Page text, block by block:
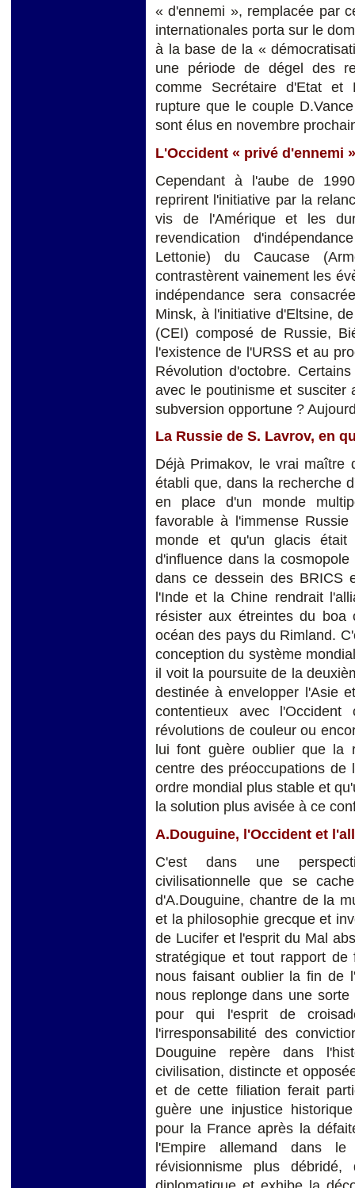
« d'ennemi », remplacée par
internationales porta sur le
à la base de la «
une période de dégel des
comme Secrétaire d'Etat et
rupture que le couple
sont élus en novembre
L'Occident « privé d'ennemi
Cependant à l'aube de
reprirent l'initiative par la
vis de l'Amérique et les
revendication
Lettonie) du Caucase
contrastèrent vainement les
indépendance sera
Minsk, à l'initiative d'Eltsine,
(CEI) composé de Russie,
l'existence de l'URSS et au
Révolution d'octobre.
avec le poutinisme et susciter
subversion opportune ?
La Russie de S. Lavrov, en
Déjà Primakov, le vrai maître
établi que, dans la recherche
en place d'un monde
favorable à l'immense
monde et qu'un glacis était
d'influence dans la
dans ce dessein des BRICS
l'Inde et la Chine rendrait
résister aux étreintes du
océan des pays du Rimland.
conception du système
il voit la poursuite de la
destinée à envelopper l'Asie
contentieux avec
révolutions de couleur ou
lui font guère oublier que la
centre des préoccupations
ordre mondial plus stable et
la solution plus avisée à ce
A.Douguine, l'Occident et
C'est dans une
civilisationnelle que se
d'A.Douguine, chantre de la
et la philosophie grecque et
de Lucifer et l'esprit du Mal
stratégique et tout rapport de
nous faisant oublier la fin de
nous replonge dans une
pour qui l'esprit de
l'irresponsabilité des
Douguine repère dans
civilisation, distincte et
et de cette filiation ferait
guère une injustice
pour la France après la
l'Empire allemand dans
révisionnisme plus